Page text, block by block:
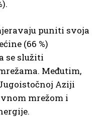
puniti svoja
(66 %)
se služiti
Međutim,
Aziji
mrežom i